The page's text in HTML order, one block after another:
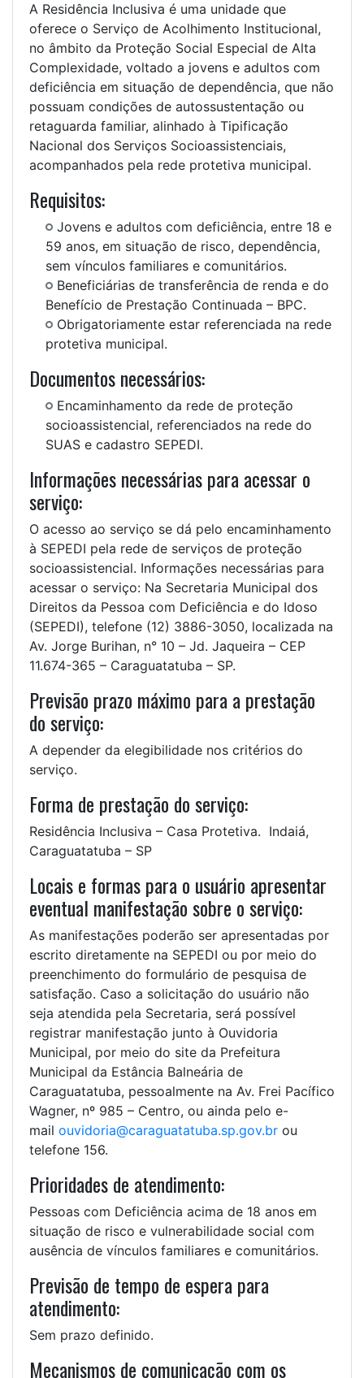
A Residência Inclusiva é uma unidade que
oferece o Serviço de Acolhimento Institucional,
no âmbito da Proteção Social Especial de Alta
Complexidade, voltado a jovens e adultos com
deficiência em situação de dependência, que não
possuam condições de autossustentação ou
retaguarda familiar, alinhado à Tipificação
Nacional dos Serviços Socioassistenciais,
acompanhados pela rede protetiva municipal.
Requisitos:
Jovens e adultos com deficiência, entre 18 e
59 anos, em situação de risco, dependência,
sem vínculos familiares e comunitários.
Beneficiárias de transferência de renda e do
Benefício de Prestação Continuada – BPC.
Obrigatoriamente estar referenciada na rede
protetiva municipal.
Documentos necessários:
Encaminhamento da rede de proteção
socioassistencial, referenciados na rede do
SUAS e cadastro SEPEDI.
Informações necessárias para acessar o
serviço:
O acesso ao serviço se dá pelo encaminhamento
à SEPEDI pela rede de serviços de proteção
socioassistencial. Informações necessárias para
acessar o serviço: Na Secretaria Municipal dos
Direitos da Pessoa com Deficiência e do Idoso
(SEPEDI), telefone (12) 3886-3050, localizada na
Av. Jorge Burihan, n° 10 – Jd. Jaqueira – CEP
11.674-365 – Caraguatatuba – SP.
Previsão prazo máximo para a prestação
do serviço:
A depender da elegibilidade nos critérios do
serviço.
Forma de prestação do serviço:
Residência Inclusiva – Casa Protetiva. Indaiá,
Caraguatatuba – SP
Locais e formas para o usuário apresentar
eventual manifestação sobre o serviço:
As manifestações poderão ser apresentadas por
escrito diretamente na SEPEDI ou por meio do
preenchimento do formulário de pesquisa de
satisfação. Caso a solicitação do usuário não
seja atendida pela Secretaria, será possível
registrar manifestação junto à Ouvidoria
Municipal, por meio do site da Prefeitura
Municipal da Estância Balneária de
Caraguatatuba, pessoalmente na Av. Frei Pacífico
Wagner, nº 985 – Centro, ou ainda pelo e-
mail ouvidoria@caraguatatuba.sp.gov.br ou
telefone 156.
Prioridades de atendimento:
Pessoas com Deficiência acima de 18 anos em
situação de risco e vulnerabilidade social com
ausência de vínculos familiares e comunitários.
Previsão de tempo de espera para
atendimento:
Sem prazo definido.
Mecanismos de comunicação com os